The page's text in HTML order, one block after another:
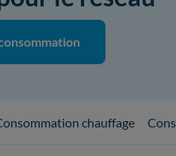
chauffage